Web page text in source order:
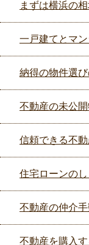
まずは横浜の相
一戸建てとマ
納得の物件選
不動産の未公
信頼できる不
住宅ローンの
不動産の仲介
不動産を購入